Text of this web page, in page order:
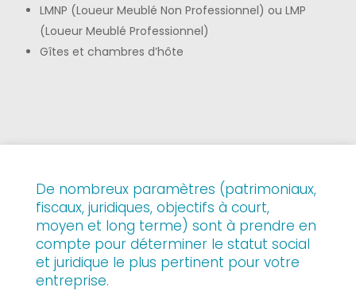
LMNP (Loueur Meublé Non Professionnel) ou LMP
(Loueur Meublé Professionnel)
Gîtes et chambres d’hôte
De nombreux paramètres (patrimoniaux,
fiscaux, juridiques, objectifs à court,
moyen et long terme) sont à prendre en
compte pour déterminer le statut social
et juridique le plus pertinent pour votre
entreprise.